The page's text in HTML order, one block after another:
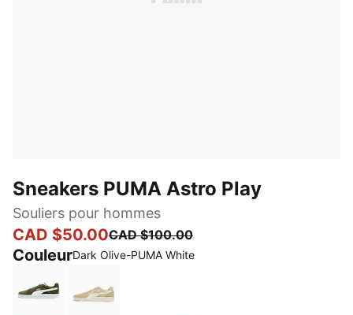
Sneakers PUMA Astro Play
Souliers pour hommes
CAD $50.00CAD $100.00
CouleurDark Olive-PUMA White
Dark Olive-PUMA White
Toasted Almond-Warm White